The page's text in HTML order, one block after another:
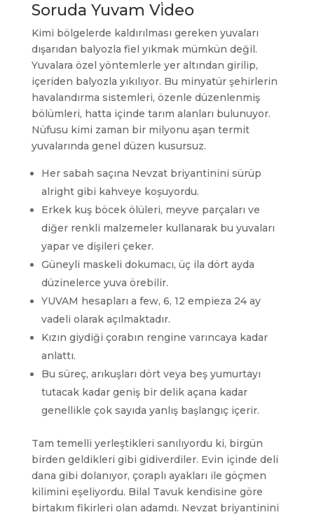
Soruda Yuvam Vi̇deo
Kimi bölgelerde kaldırılması gereken yuvaları
dışarıdan balyozla fiel yıkmak mümkün değil.
Yuvalara özel yöntemlerle yer altından girilip,
içeriden balyozla yıkılıyor. Bu minyatür şehirlerin
havalandırma sistemleri, özenle düzenlenmiş
bölümleri, hatta içinde tarım alanları bulunuyor.
Nüfusu kimi zaman bir milyonu aşan termit
yuvalarında genel düzen kusursuz.
Her sabah saçına Nevzat briyantinini sürüp
alright gibi kahveye koşuyordu.
Erkek kuş böcek ölüleri, meyve parçaları ve
diğer renkli malzemeler kullanarak bu yuvaları
yapar ve dişileri çeker.
Güneyli maskeli dokumacı, üç ila dört ayda
düzinelerce yuva örebilir.
YUVAM hesapları a few, 6, 12 empieza 24 ay
vadeli olarak açılmaktadır.
Kızın giydiği çorabın rengine varıncaya kadar
anlattı.
Bu süreç, arıkuşları dört veya beş yumurtayı
tutacak kadar geniş bir delik açana kadar
genellikle çok sayıda yanlış başlangıç ​​içerir.
Tam temelli yerleştikleri sanılıyordu ki, birgün
birden geldikleri gibi gidiverdiler. Evin içinde deli
dana gibi dolanıyor, çoraplı ayakları ile göçmen
kilimini eşeliyordu. Bilal Tavuk kendisine göre
birtakım fikirleri olan adamdı. Nevzat briyantinini